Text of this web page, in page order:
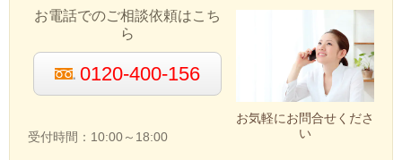
お気軽にお問合せくださ
い
お電話でのご相談依頼はこち
ら
0120-400-156
受付時間：10:00～18:00